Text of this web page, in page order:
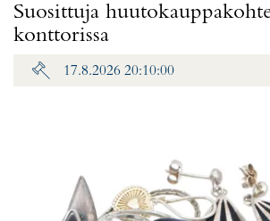
Suosittuja
konttorissa
17.8.2026 20:10:00